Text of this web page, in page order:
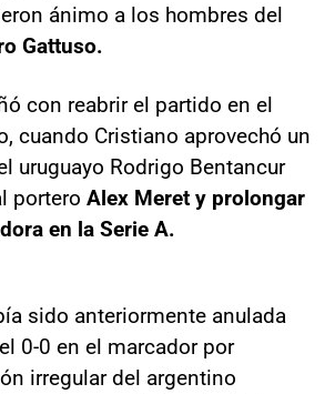
ánimo a los hombres del
Gattuso.
con reabrir el partido en el
cuando Cristiano aprovechó un
uruguayo Rodrigo Bentancur
portero Alex Meret y prolongar
en la Serie A.
sido anteriormente anulada
0-0 en el marcador por
irregular del argentino